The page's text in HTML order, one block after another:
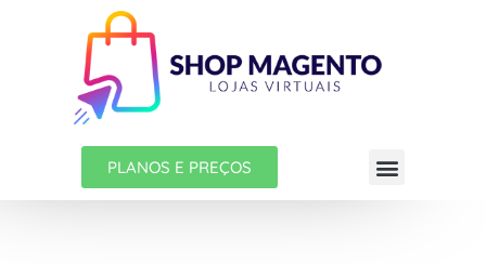
PLANOS E PREÇOS